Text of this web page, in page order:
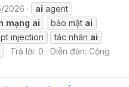
2026 ai agent
mạng ai bảo mật ai
injection tác nhân ai
Trả lời: 0 Diễn đàn: Cộng